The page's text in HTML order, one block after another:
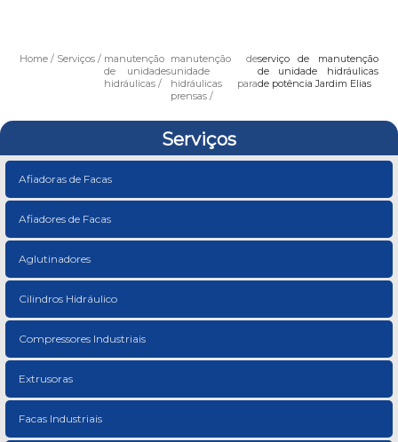
Home Serviços
manutenção
de unidades
hidráulicas
manutenção de
unidade
hidráulicas para
prensas
serviço de manutenção
de unidade hidráulicas
de potência Jardim Elias
Serviços
Afiadoras de Facas
Afiadores de Facas
Aglutinadores
Cilindros Hidráulico
Compressores Industriais
Extrusoras
Facas Industriais